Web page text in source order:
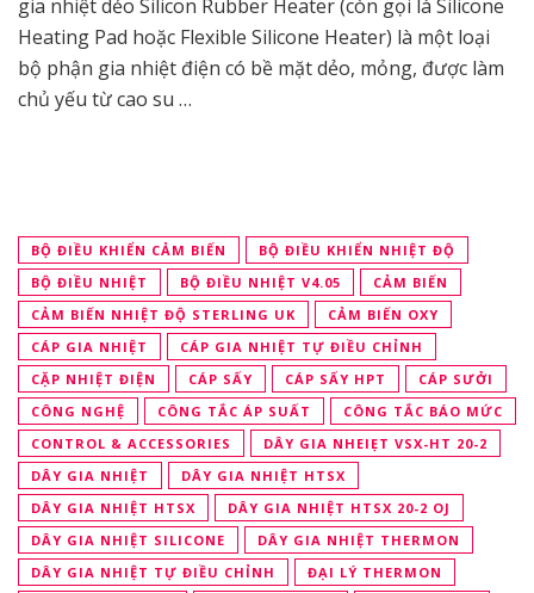
gia nhiệt dẻo Silicon Rubber Heater (còn gọi là Silicone
Heating Pad hoặc Flexible Silicone Heater) là một loại
bộ phận gia nhiệt điện có bề mặt dẻo, mỏng, được làm
chủ yếu từ cao su …
BỘ ĐIỀU KHIỂN CẢM BIẾN
BỘ ĐIỀU KHIỂN NHIỆT ĐỘ
BỘ ĐIỀU NHIỆT
BỘ ĐIỀU NHIỆT V4.05
CẢM BIẾN
CẢM BIẾN NHIỆT ĐỘ STERLING UK
CẢM BIẾN OXY
CÁP GIA NHIỆT
CÁP GIA NHIỆT TỰ ĐIỀU CHỈNH
CẶP NHIỆT ĐIỆN
CÁP SẤY CÁP SẤY HPT
CÁP SƯỞI
CÔNG NGHỆ
CÔNG TẮC ÁP SUẤT
CÔNG TẮC BÁO MỨC
CONTROL & ACCESSORIES
DÂY GIA NHEIẸT VSX-HT 20-2
DÂY GIA NHIỆT
DÂY GIA NHIỆT HTSX
DÂY GIA NHIỆT HTSX
DÂY GIA NHIỆT HTSX 20-2 OJ
DÂY GIA NHIỆT SILICONE
DÂY GIA NHIỆT THERMON
DÂY GIA NHIỆT TỰ ĐIỀU CHỈNH
ĐẠI LÝ THERMON